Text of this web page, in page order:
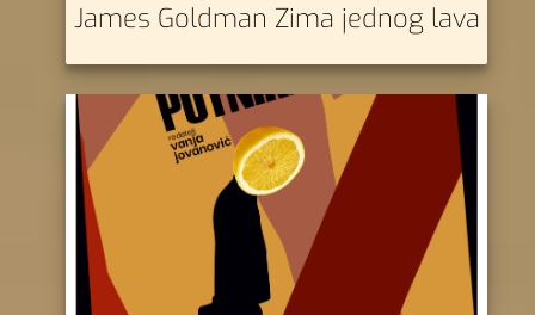
James Goldman Zima jednog lava